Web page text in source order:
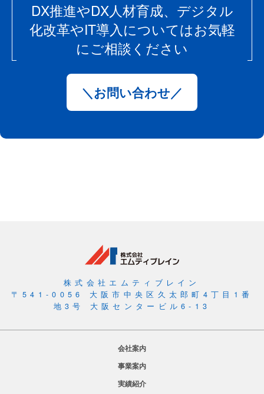
DX推進やDX人材育成、デジタル
化改革やIT導入についてはお気軽
にご相談ください
＼お問い合わせ／
株式会社エムティブレイン
〒541-0056 大阪市中央区久太郎町4丁目1番
地3号 大阪センタービル6-13
会社案内
事業案内
実績紹介